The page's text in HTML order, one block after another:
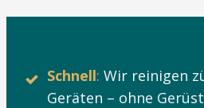
Schnell: Wir reinigen
Geräten – ohne